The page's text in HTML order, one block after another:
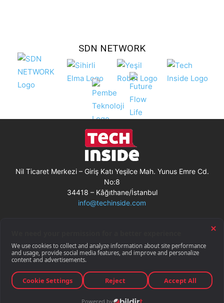
SDN NETWORK
Nil Ticaret Merkezi – Giriş Katı Yeşilce Mah. Yunus Emre Cd.
No:8
34418 – Kâğıthane/İstanbul
info@techinside.com
Gizlilik Bildirimi
RSS
© Techinside.com, İnternet Medyası